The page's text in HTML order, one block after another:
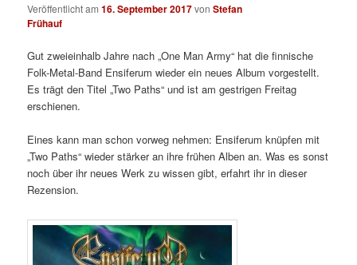
Veröffentlicht am16. September 2017vonStefan
Frühauf
Gut zweieinhalb Jahre nach „One Man Army“ hat die finnische
Folk-Metal-Band Ensiferum wieder ein neues Album vorgestellt.
Es trägt den Titel „Two Paths“ und ist am gestrigen Freitag
erschienen.
Eines kann man schon vorweg nehmen: Ensiferum knüpfen mit
„Two Paths“ wieder stärker an ihre frühen Alben an. Was es sonst
noch über ihr neues Werk zu wissen gibt, erfahrt ihr in dieser
Rezension.